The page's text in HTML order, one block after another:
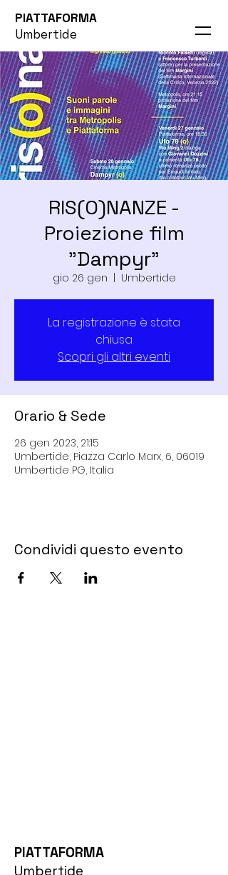
PIATTAFORMA
Umbertide
RIS(O)NANZE -
Proiezione film
"Dampyr"
gio 26 gen Umbertide
La registrazione è stata
chiusa
Scopri gli altri eventi
Orario & Sede
26 gen 2023, 21:15
Umbertide, Piazza Carlo Marx, 6, 06019
Umbertide PG, Italia
Condividi questo evento
PIATTAFORMA
Umbertide